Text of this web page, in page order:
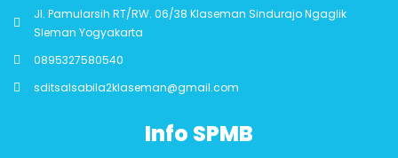
Jl. Pamularsih RT/RW. 06/38 Klaseman Sindurajo Ngaglik
Sleman Yogyakarta
0895327580540
sditsalsabila2klaseman@gmail.com
Info SPMB